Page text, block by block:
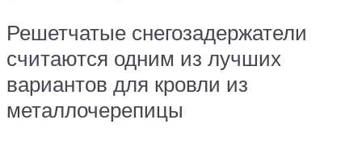
Решетчатые снегозадержатели
считаются одним из лучших
вариантов для кровли из
металлочерепицы